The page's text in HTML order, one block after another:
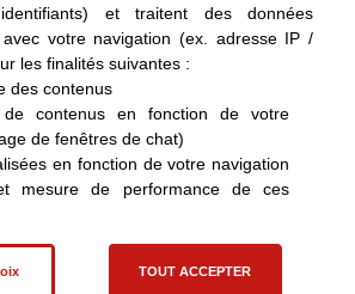
pour bénéficier d’informations
et traitent des données
votre navigation (ex. adresse IP /
les finalités suivantes :
des contenus
de contenus en fonction de votre
de fenêtres de chat)
en fonction de votre navigation
mesure de performance de ces
site partenaire
TOUT ACCEPTER